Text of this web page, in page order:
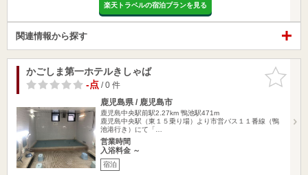
楽天トラベルの宿泊プランを見る
関連情報から探す
お気に入
りに追加
かごしま第一ホテルきしゃば
-点/ 0 件
鹿児島県 / 鹿児島市
鹿児島中央駅前駅2.27km 鴨池駅471m
鹿児島中央駅（東１５乗り場）より市営バス１１番線（鴨
池港行き）にて「…
営業時間
入浴料金 ～
宿泊